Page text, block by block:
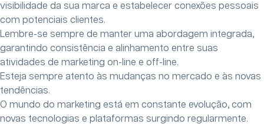
visibilidade da sua marca e estabelecer conexões pessoais
com potenciais clientes.
Lembre-se sempre de manter uma abordagem integrada,
garantindo consistência e alinhamento entre suas
atividades de marketing on-line e off-line.
Esteja sempre atento às mudanças no mercado e às novas
tendências.
O mundo do marketing está em constante evolução, com
novas tecnologias e plataformas surgindo regularmente.